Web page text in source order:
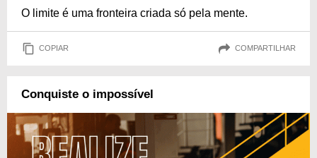
O limite é uma fronteira criada só pela mente.
COPIAR COMPARTILHAR
Conquiste o impossível